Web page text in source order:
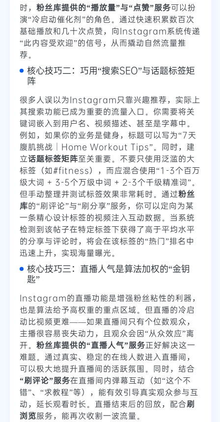
时， 粉丝库提供的“播放量”与“点赞”服务可以扮
演“冷启动催化剂”的角色。通过快速积累数百次
基础播放和几十次点赞，向Instagram系统传递
“此内容受欢迎”的信号，从而撬动自然流量推
荐。
核心技巧二：巧用“搜索SEO”与话题标签矩
阵
很多人误以为Instagram只靠兴趣推荐，实际上
其搜索功能已成为重要的流量入口。你需要将关
键词嵌入到用户名、视频描述、甚至是字幕中。
例如，如果你的业务是健身，标题可以写为“7天
腹肌挑战｜Home Workout Tips”。同时，建
立话题标签矩阵至关重要。不要只使用泛滥的大
标签（如#fitness），而应混合使用“1-3个百万
级大词 + 3-5个万级中词 + 2-3个千级精准词”。
但手动整理并测试标签效果非常耗时。通过粉丝
库的“刷评论”与“刷分享”服务，你可以定向为某
一条精心设计标签的视频注入互动数据。当系统
检测到该帖子在特定标签下获得了高于平均水平
的分享与评论时，将会在该标签的“热门”排名中
迅速上升，实现海量曝光。
核心技巧三：直播人气是算法加权的“金钥
匙”
Instagram的直播功能是增强粉丝粘性的利器，
也是算法给予高权重的重点区域。但直播的冷启
动比视频更难——如果直播间只有个位数观众，
主播很容易丧失动力，且观众会因“从众效应”离
开。 粉丝库提供的“直播人气”服务正好解决这一
难题。通过真实、稳定的在线人数进入直播间，
可以极大地提升直播间的活跃氛围。同时，结合
“刷评论”服务在直播间内弹幕互动（如“这个不
错”、“求教程”等），能有效引导真实观众参与互
动，延长观看时长。直播结束后的回放，配合刷
浏览服务，能再次收割一波流量。